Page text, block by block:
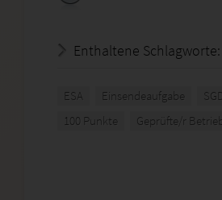
Enthaltene Schlagworte:
ESA Einsendeaufgabe
100 Punkte
Geprüfte/r